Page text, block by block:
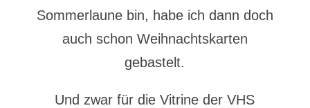
Sommerlaune bin, habe ich dann doch
auch schon Weihnachtskarten
gebastelt.
Und zwar für die Vitrine der VHS